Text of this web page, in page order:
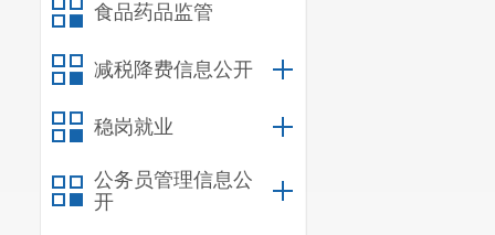
食品药品监管
减税降费信息公开
稳岗就业
公务员管理信息公
开